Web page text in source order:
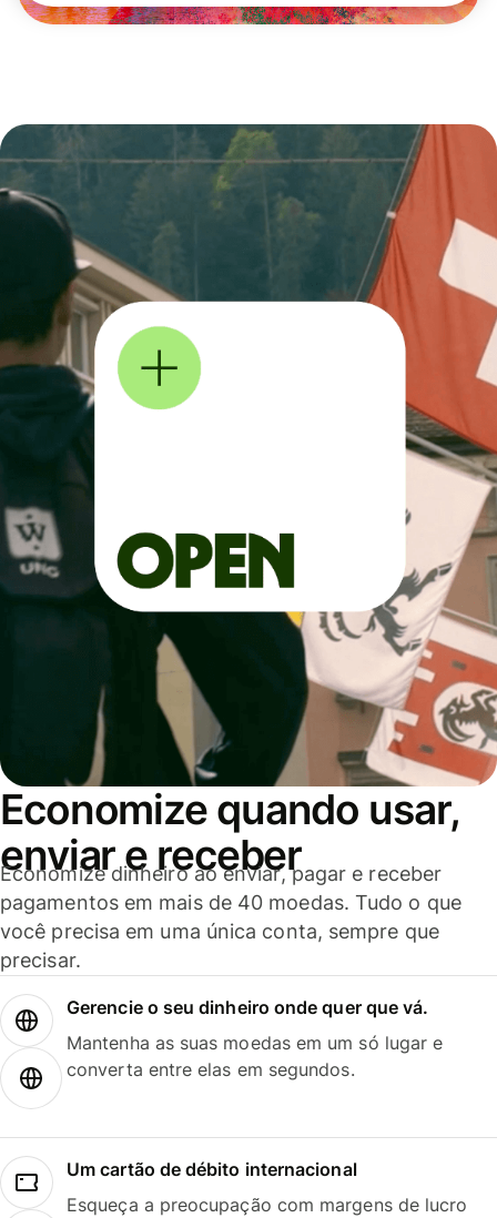
Economize quando usar,
enviar e receber
Economize dinheiro ao enviar, pagar e receber
pagamentos em mais de 40 moedas. Tudo o que
você precisa em uma única conta, sempre que
precisar.
Gerencie o seu dinheiro onde quer que vá.
Mantenha as suas moedas em um só lugar e
converta entre elas em segundos.
Um cartão de débito internacional
Esqueça a preocupação com margens de lucro